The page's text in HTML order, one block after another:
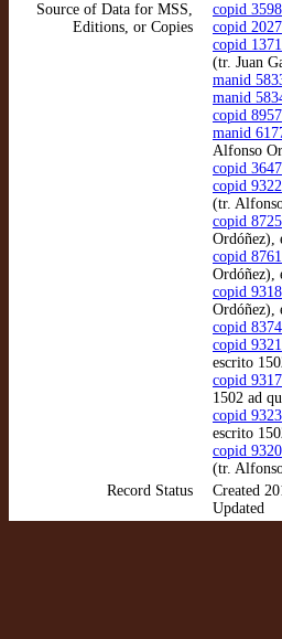
Source of Data for MSS,
Editions, or Copies
copid 3598
copid 2027
copid 1371
(tr. Juan
manid
manid
copid 8957
manid
Alfonso
copid 3647
copid 9322
(tr.
copid 8725
Ordóñez),
copid 8761
Ordóñez),
copid 9318
Ordóñez),
copid 8374
copid 9321
escrito
copid 9317
1502 ad
copid 9323
escrito
copid 9320
(tr.
Record Status
Created
Updated